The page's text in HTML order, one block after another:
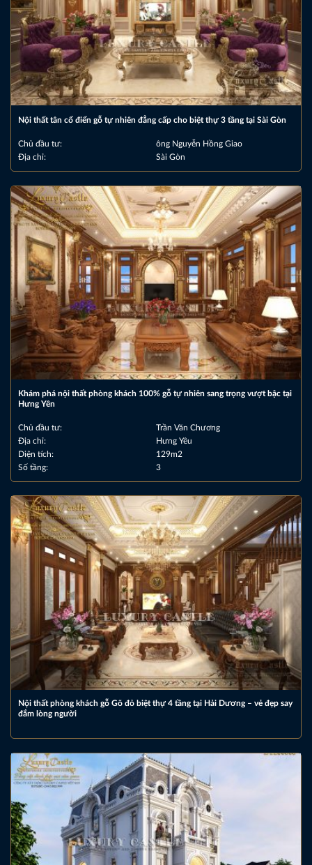
Nội thất tân cổ điển gỗ tự nhiên đẳng cấp cho biệt thự 3 tầng tại Sài Gòn
Chủ đầu tư:
ông Nguyễn Hồng Giao
Địa chỉ:
Sài Gòn
Khám phá nội thất phòng khách 100% gỗ tự nhiên sang trọng vượt bậc tại
Hưng Yên
Chủ đầu tư:
Trần Văn Chương
Địa chỉ:
Hưng Yêu
Diện tích:
129m2
Số tầng:
3
Nội thất phòng khách gỗ Gõ đỏ biệt thự 4 tầng tại Hải Dương – vẻ đẹp say
đắm lòng người